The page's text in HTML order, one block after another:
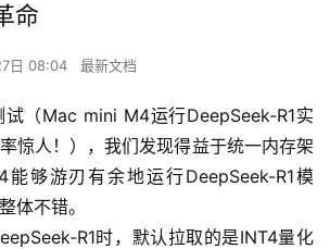
命
日 08:04 最新文档
（Mac mini M4运行DeepSeek-R1实
惊人！），我们发现得益于统一内存架
够游刃有余地运行DeepSeek-R1模
体不错。
R1时，默认拉取的是INT4量化